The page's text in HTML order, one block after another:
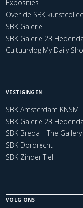
Exposities
Over de SBK
SBK Galerie
SBK Galerie 23
Cultuurvlog My Daily
VESTIGINGEN
SBK Amsterdam KNSM
SBK Galerie 23
SBK Breda | The
SBK Dordrecht
SBK Zinder Tiel
VOLG ONS